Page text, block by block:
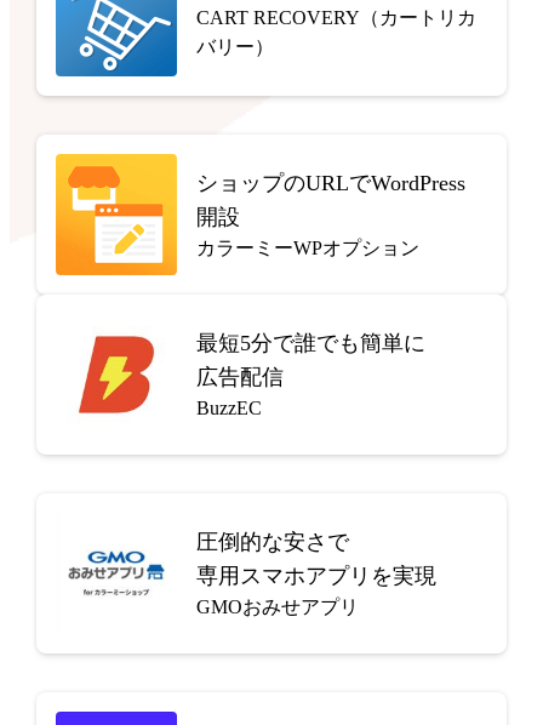
CART RECOVERY（カートリカ
バリー）
ショップのURLでWordPress
開設
カラーミーWPオプション
最短5分で誰でも簡単に
広告配信
BuzzEC
圧倒的な安さで
専用スマホアプリを実現
GMOおみせアプリ